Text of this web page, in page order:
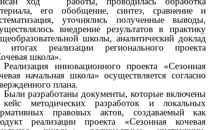
его обобщение, синтез, сравнение и
уточнялись полученные выводы,
внедрение результатов в практику
школы, аналитический доклад
итогах реализации регионального проекта
школа».
Реализация инновационного проекта «Сезонная
начальная школа» осуществляется согласно
плана.
Были разработаны документы, которые включены
методических разработок и локальных
правовых актов, создаваемый как
реализации проекта «Сезонная кочевая